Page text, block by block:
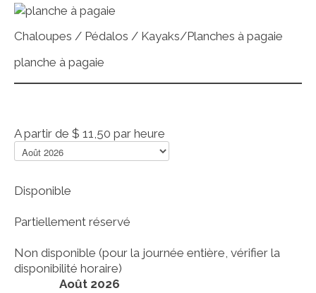
Chaloupes / Pédalos / Kayaks/Planches à pagaie
planche à pagaie
A partir de $ 11,50 par heure
Disponible
Partiellement réservé
Non disponible (pour la journée entière, vérifier la
disponibilité horaire)
Août 2026